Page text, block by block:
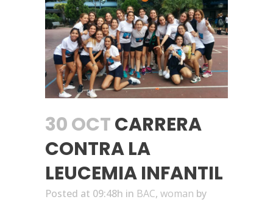
30 OCTCARRERA
CONTRA LA
LEUCEMIA INFANTIL
Posted at 09:48h in BAC, woman by